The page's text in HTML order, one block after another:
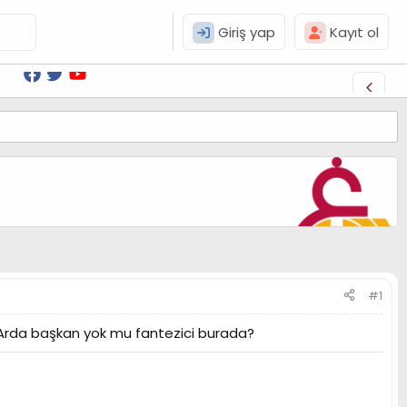
Giriş yap Kayıt ol
#1
başkan yok mu fantezici burada?